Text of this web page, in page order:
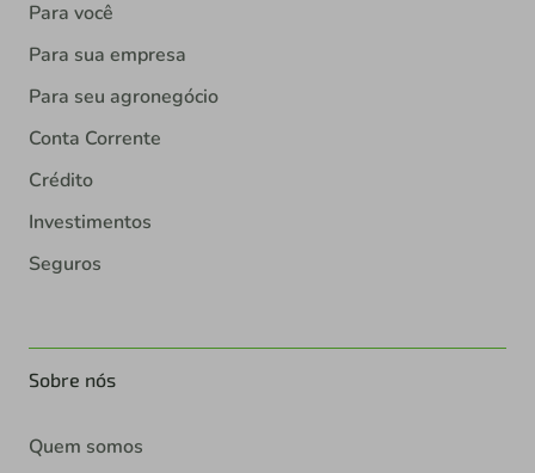
Para você
Para sua empresa
Para seu agronegócio
Conta Corrente
Crédito
Investimentos
Seguros
Sobre nós
Quem somos